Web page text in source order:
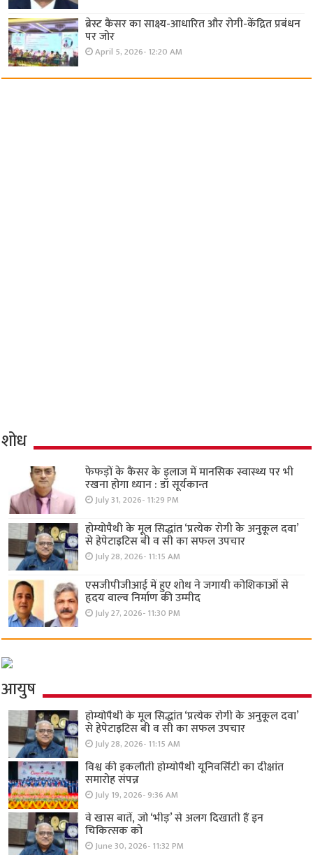
ब्रेस्ट कैंसर का साक्ष्य-आधारित और रोगी-केंद्रित प्रबंधन
पर जोर
April 5, 2026- 12:20 AM
शोध
फेफड़ों के कैंसर के इलाज में मानसिक स्वास्थ्य पर भी
रखना होगा ध्यान : डॉ सूर्यकान्त
July 31, 2026- 11:29 PM
होम्योपैथी के मूल सिद्धांत ‘प्रत्येक रोगी केे अनुकूल दवा’
से हेपेटाइटिस बी व सी का सफल उपचार
July 28, 2026- 11:15 AM
एसजीपीजीआई में हुए शोध ने जगायी कोशिकाओं से
हृदय वाल्व निर्माण की उम्मीद
July 27, 2026- 11:30 PM
आयुष
होम्योपैथी के मूल सिद्धांत ‘प्रत्येक रोगी केे अनुकूल दवा’
से हेपेटाइटिस बी व सी का सफल उपचार
July 28, 2026- 11:15 AM
विश्व की इकलौती होम्योपैथी यूनिवर्सिटी का दीक्षांत
समारोह संपन्न
July 19, 2026- 9:36 AM
वे खास बातें, जो ‘भीड़’ से अलग दिखाती हैं इन
चिकित्सक को
June 30, 2026- 11:32 PM